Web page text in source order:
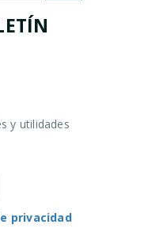
y utilidades
privacidad